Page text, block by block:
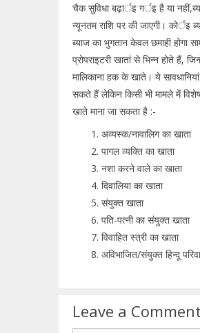
चैक सुविधा बढ़ार्इ गर्इ है या
न्यूनतम राशि पर की जाएगी। कोर्इ
ब्याज का भुगतान केवल छमाही होगा
प्रोपराइटरी खातां से भिन्न होते
मालिकाना हक के खाते। ये
सकते हैं लेकिन किसी भी मामले में
खाते माना जा सकता है :-
अव्यस्क/नावालिग का खाता
पागल व्यक्ति का खाता
नशा करने वाले का खाता
दिवालिया का खाता
संयुक्त खाता
पति-पत्नी का संयुक्त खाता
विवाहित स्त्री का खाता
अविभाजित/संयुक्त हिन्दू
Leave a Comment